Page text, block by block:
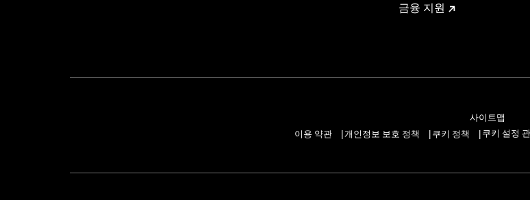
금융 지원
사이트맵
이용 약관
개인정보 보호 정책 쿠키 정책 쿠키 설정